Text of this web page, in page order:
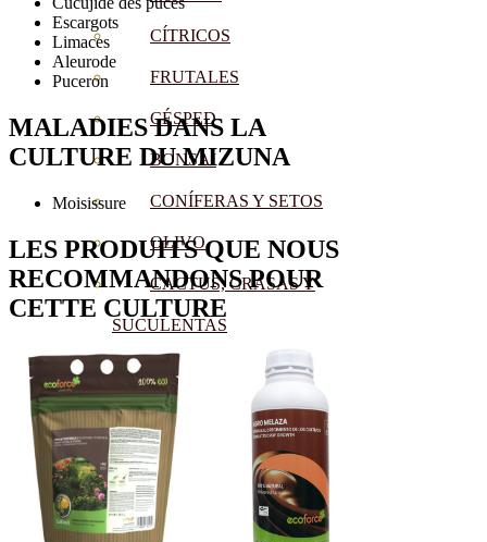
CÍTRICOS
FRUTALES
CÉSPED
BONSAI
CONÍFERAS Y SETOS
OLIVO
CACTUS, CRASAS Y
SUCULENTAS
PLANTAS DE INTERIOR
ORQUIDEAS
ORNAMENTALES
HORTENSIAS
ROSALES
Escargots
Limaces
Aleurode
Puceron
MALADIES DANS LA
CULTURE DUMIZUNA
Moisissure
LES PRODUITS QUE NOUS
RECOMMANDONS POUR
CETTE CULTURE